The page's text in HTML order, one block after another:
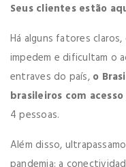
Seus clientes estão
Há alguns fatores
impedem e dificultam o
entraves do país, o
brasileiros com
4 pessoas.
Além disso,